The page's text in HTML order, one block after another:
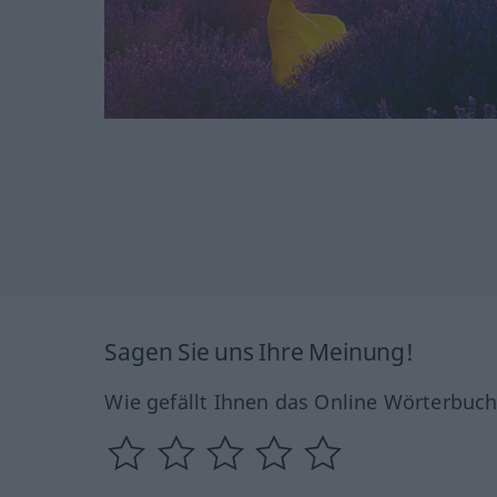
Sagen Sie uns Ihre Meinung!
Wie gefällt Ihnen das Online